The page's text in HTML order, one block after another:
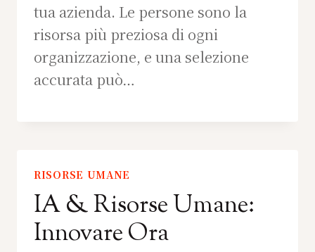
tua azienda. Le persone sono la
risorsa più preziosa di ogni
organizzazione, e una selezione
accurata può…
RISORSE UMANE
IA & Risorse Umane:
Innovare Ora